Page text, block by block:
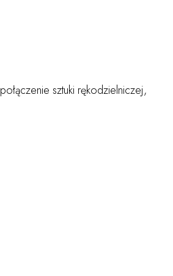
sztuki rękodzielniczej,